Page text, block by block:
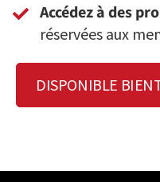
Accédez à des
réservées aux
DISPONIBLE